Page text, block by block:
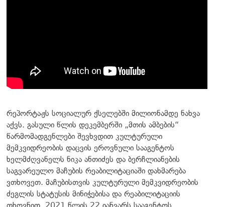
რეპორტაჟს სოციალურ ქსელებში მილიონამდე ნახვა
აქვს. გასული წლის დეკემბერში „მთის ამბების“
წარმომადგენლები შევხვდით კულტურული
მემკვიდრეობის დაცვის ეროვნული სააგენტოს
ხელმძღვანელს ნიკა ანთიძეს და ბერჩლიანების
საგვარეულო მაჩუბის რეაბილიტაციაში დახმარება
ვთხოვეთ. მაჩუბისთვის კულტურული მემკვიდრეობის
ძეგლის სტატუსის მინიჭებისა და რეაბილიტაციის